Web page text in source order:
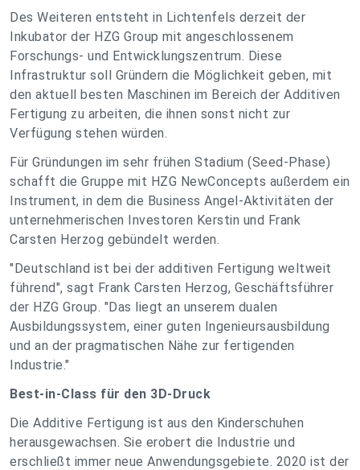
Des Weiteren entsteht in Lichtenfels derzeit der
Inkubator der HZG Group mit angeschlossenem
Forschungs- und Entwicklungszentrum. Diese
Infrastruktur soll Gründern die Möglichkeit geben, mit
den aktuell besten Maschinen im Bereich der Additiven
Fertigung zu arbeiten, die ihnen sonst nicht zur
Verfügung stehen würden.
Für Gründungen im sehr frühen Stadium (Seed-Phase)
schafft die Gruppe mit HZG NewConcepts außerdem ein
Instrument, in dem die Business Angel-Aktivitäten der
unternehmerischen Investoren Kerstin und Frank
Carsten Herzog gebündelt werden.
"Deutschland ist bei der additiven Fertigung weltweit
führend", sagt Frank Carsten Herzog, Geschäftsführer
der HZG Group. "Das liegt an unserem dualen
Ausbildungssystem, einer guten Ingenieursausbildung
und an der pragmatischen Nähe zur fertigenden
Industrie."
Best-in-Class für den 3D-Druck
Die Additive Fertigung ist aus den Kinderschuhen
herausgewachsen. Sie erobert die Industrie und
erschließt immer neue Anwendungsgebiete. 2020 ist der